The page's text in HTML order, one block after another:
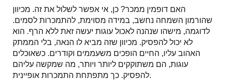
האם דופמין ממכר? כן, אי אפשר לשלול את זה. מכיוון
שהורמון השמחה נחשב, במידה מסוימת, להתמכרות לסמים.
לדוגמה, מישהו שנהנה לאכול עוגות יעשה זאת ללא הרף. הוא
לא יכול להפסיק. מכיוון שזה מביא לו הנאה, בלי הממתק
האהוב עליו, החיים הופכים משעממים וקודרים. כשאוכלים
עוגות, הם משתוקקים ליותר ויותר, מה שמקשה עליהם
להפסיק. כך מתפתחת התמכרות אופיינית.